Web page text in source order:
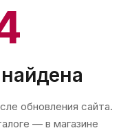
обновления сайта.
— в магазине